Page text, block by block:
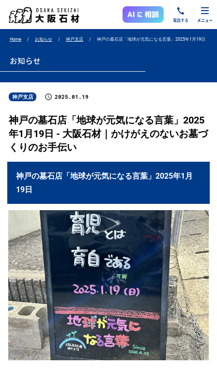
電話する メニュー
Home お知らせ 神戸支店 神戸の墓石店「地球が元気になる言葉」2025年1月19日
お知らせ
神戸支店 2025.01.19
神戸の墓石店「地球が元気になる言葉」2025
年1月19日 - 大阪石材｜かけがえのないお墓づ
くりのお手伝い
神戸の墓石店「地球が元気になる言葉」2025年1月
19日